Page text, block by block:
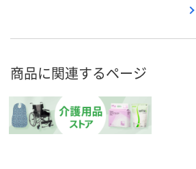
商品に関連するページ